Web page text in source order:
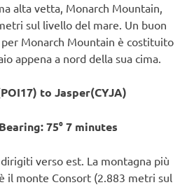
alta vetta, Monarch Mountain,
sul livello del mare. Un buon
Monarch Mountain è costituito
appena a nord della sua cima.
to Jasper(CYJA)
75° 7 minutes
verso est. La montagna più
il monte Consort (2.883 metri sul